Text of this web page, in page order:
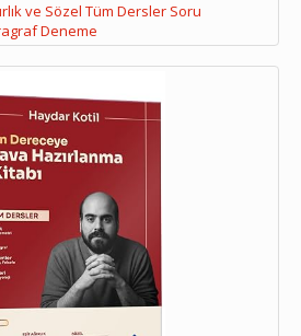
ve Sözel Tüm Dersler Soru
Deneme